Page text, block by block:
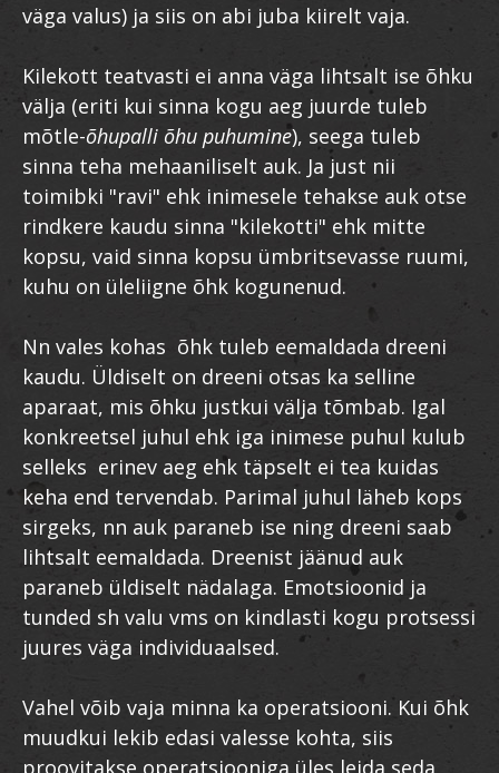
väga valus) ja siis on abi juba kiirelt vaja.
Kilekott teatvasti ei anna väga lihtsalt ise õhku
välja (eriti kui sinna kogu aeg juurde tuleb
mõtle-õhupalli õhu puhumine), seega tuleb
sinna teha mehaaniliselt auk. Ja just nii
toimibki "ravi" ehk inimesele tehakse auk otse
rindkere kaudu sinna "kilekotti" ehk mitte
kopsu, vaid sinna kopsu ümbritsevasse ruumi,
kuhu on üleliigne õhk kogunenud.
Nn vales kohas õhk tuleb eemaldada dreeni
kaudu. Üldiselt on dreeni otsas ka selline
aparaat, mis õhku justkui välja tõmbab. Igal
konkreetsel juhul ehk iga inimese puhul kulub
selleks erinev aeg ehk täpselt ei tea kuidas
keha end tervendab. Parimal juhul läheb kops
sirgeks, nn auk paraneb ise ning dreeni saab
lihtsalt eemaldada. Dreenist jäänud auk
paraneb üldiselt nädalaga. Emotsioonid ja
tunded sh valu vms on kindlasti kogu protsessi
juures väga individuaalsed.
Vahel võib vaja minna ka operatsiooni. Kui õhk
muudkui lekib edasi valesse kohta, siis
proovitakse operatsiooniga üles leida seda